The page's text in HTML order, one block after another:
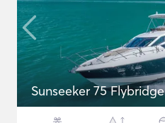
Sunseeker 75 Flybridge